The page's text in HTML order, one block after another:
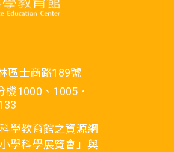
區士商路189號
1000、1005．
學教育館之資源網
學科學展覽會」與